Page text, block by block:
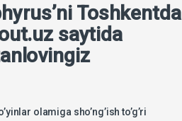
Toshkentda
saytida
olamiga sho’ng’ish to’g’ri